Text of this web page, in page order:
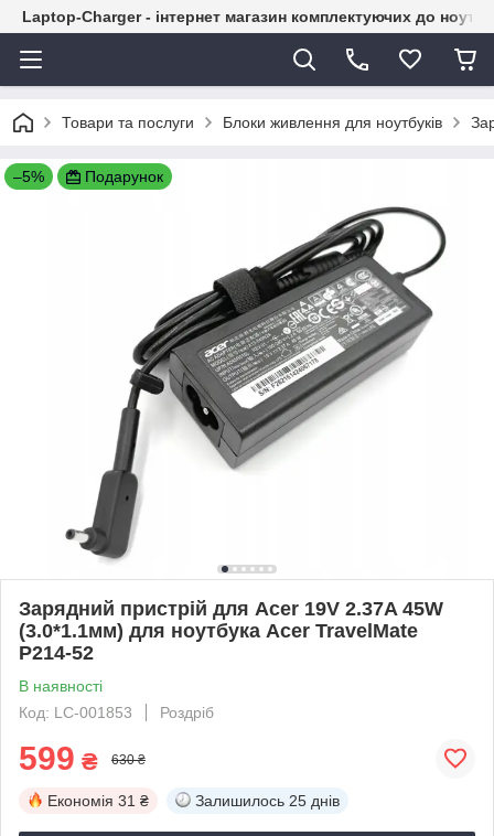
Laptop-Charger - інтернет магазин комплектуючих до
Товари та послуги Блоки живлення для ноутбуків
–5% Подарунок
Зарядний пристрій для Acer 19V 2.37A 45W
(3.0*1.1мм) для ноутбука Acer TravelMate
P214-52
В наявності
Код: LC-001853
Роздріб
599 ₴ 630 ₴
Економія 31 ₴ Залишилось 25 днів